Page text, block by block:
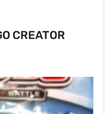
CREATOR